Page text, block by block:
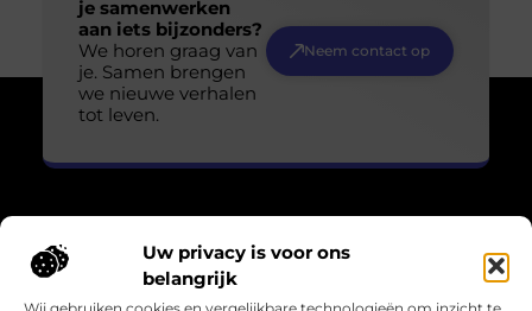
Uw privacy is voor ons
belangrijk
je samenwerken
aan iets bijzonders?
We horen graag van
je. Samen brengen
we nieuwe verhalen
tot leven.
Neem contact op
Over Losser Digitaal
“Kijk omhoog. Vind het wonder in het gewone.”